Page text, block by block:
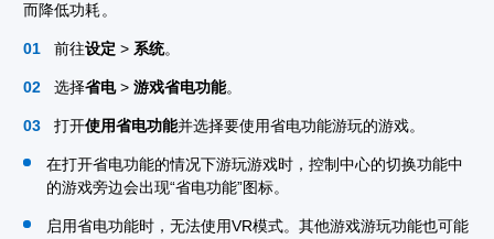
而降低功耗。
前往设定 > 系统。
选择省电> 游戏省电功能。
打开使用省电功能并选择要使用省电功能游玩的游戏。
在打开省电功能的情况下游玩游戏时，控制中心的切换功能中
的游戏旁边会出现“省电功能”图标。
启用省电功能时，无法使用VR模式。其他游戏游玩功能也可能